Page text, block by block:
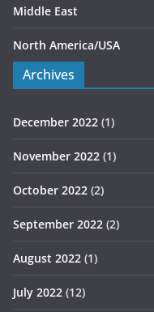
Middle East
North America/USA
Archives
December 2022 (1)
November 2022 (1)
October 2022 (2)
September 2022 (2)
August 2022 (1)
July 2022 (12)